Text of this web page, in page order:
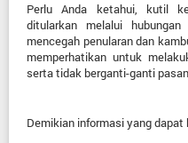
Perlu Anda ketahui, kutil
ditularkan melalui
mencegah penularan dan
memperhatikan untuk
serta tidak berganti-ganti
Demikian informasi yang